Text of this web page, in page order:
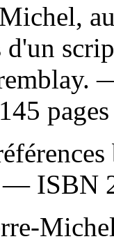
— ISBN